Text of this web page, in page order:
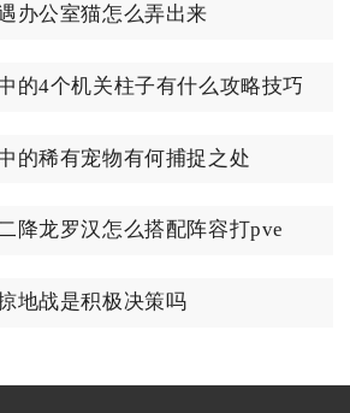
办公室猫怎么弄出来
的4个机关柱子有什么攻略技巧
的稀有宠物有何捕捉之处
降龙罗汉怎么搭配阵容打pve
地战是积极决策吗